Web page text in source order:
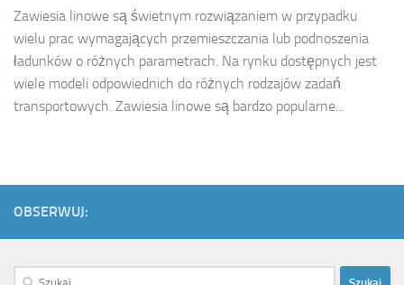
Zawiesia linowe są świetnym rozwiązaniem w przypadku
wielu prac wymagających przemieszczania lub podnoszenia
ładunków o różnych parametrach. Na rynku dostępnych jest
wiele modeli odpowiednich do różnych rodzajów zadań
transportowych. Zawiesia linowe są bardzo popularne...
OBSERWUJ:
Szukaj: